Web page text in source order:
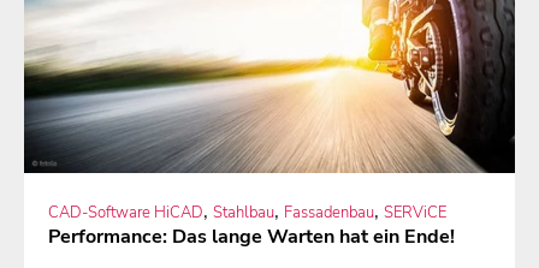
CAD-Software HiCAD, Stahlbau, Fassadenbau, SERViCE
Performance: Das lange Warten hat ein Ende!